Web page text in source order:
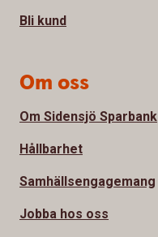
Bli kund
Om oss
Om Sidensjö Sparbank
Hållbarhet
Samhällsengagemang
Jobba hos oss